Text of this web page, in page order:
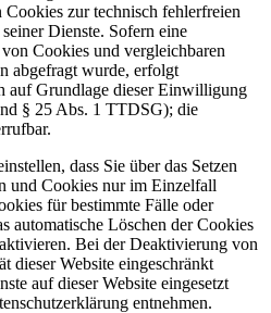
zur technisch fehlerfreien
Dienste. Sofern eine
Cookies und vergleichbaren
abgefragt wurde, erfolgt
auf Grundlage dieser Einwilligung
§ 25 Abs. 1 TTDSG); die
dass Sie über das Setzen
und Cookies nur im Einzelfall
für bestimmte Fälle oder
automatische Löschen der Cookies
Bei der Deaktivierung von
dieser Website eingeschränkt
auf dieser Website eingesetzt
entnehmen.